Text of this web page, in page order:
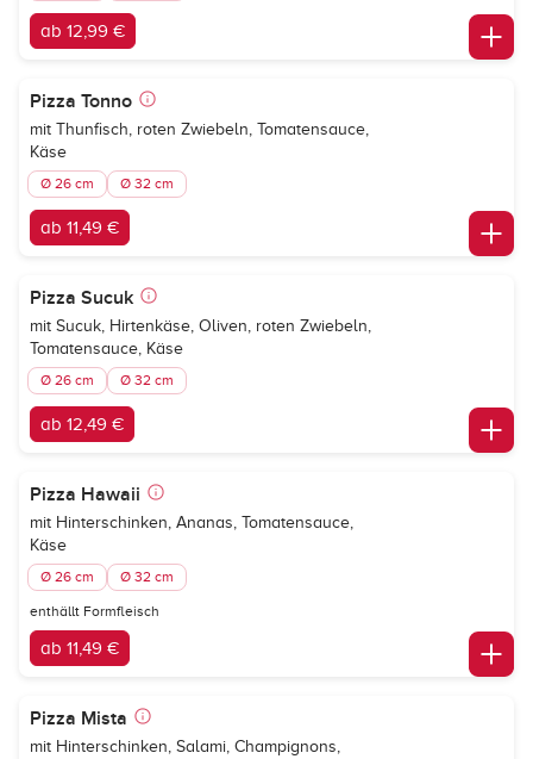
ab 12,99 €
Pizza Tonno
mit Thunfisch, roten Zwiebeln, Tomatensauce,
Käse
Ø 26 cm Ø 32 cm
ab 11,49 €
Pizza Sucuk
mit Sucuk, Hirtenkäse, Oliven, roten Zwiebeln,
Tomatensauce, Käse
Ø 26 cm Ø 32 cm
ab 12,49 €
Pizza Hawaii
mit Hinterschinken, Ananas, Tomatensauce,
Käse
Ø 26 cm Ø 32 cm
enthällt Formfleisch
ab 11,49 €
Pizza Mista
mit Hinterschinken, Salami, Champignons,